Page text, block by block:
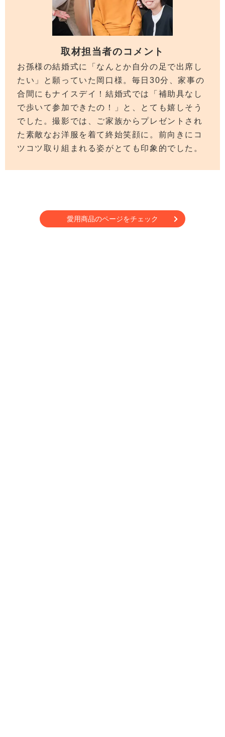
取材担当者のコメント
お孫様の結婚式に「なんとか自分の足で出席し
たい」と願っていた岡口様。毎日30分、家事の
合間にもナイスデイ！結婚式では「補助具なし
で歩いて参加できたの！」と、とても嬉しそう
でした。撮影では、ご家族からプレゼントされ
た素敵なお洋服を着て終始笑顔に。前向きにコ
ツコツ取り組まれる姿がとても印象的でした。
愛用商品のページをチェック